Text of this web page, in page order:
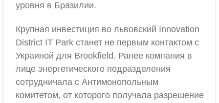
уровня в Бразилии.
Крупная инвестиция во львовский Innovation
District IT Park станет не первым контактом с
Украиной для Brookfield. Ранее компания в
лице энергетического подразделения
сотрудничала с Антимонопольным
комитетом, от которого получала разрешение